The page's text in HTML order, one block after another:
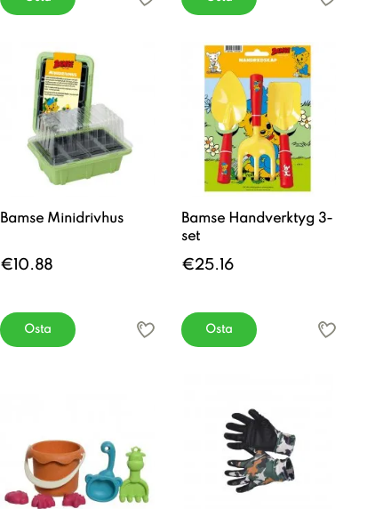
Bamse Minidrivhus
€10.88
Osta
Bamse Handverktyg 3-
set
€25.16
Osta